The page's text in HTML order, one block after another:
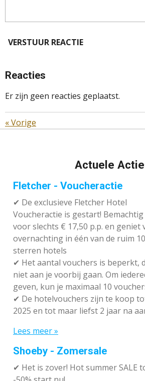
VERSTUUR REACTIE
Reacties
Er zijn geen reacties geplaatst.
«Vorige
Actuele
Fletcher - Voucheractie
✔ De exclusieve Fletcher Hotel
Voucheractie is gestart!
voor slechts € 17,50 p.p. en geniet
overnachting in één van de ruim
sterren hotels
✔ Het aantal vouchers is beperkt,
niet aan je voorbij gaan. Om
geven, kun je maximaal 10
✔ De hotelvouchers zijn te koop
2025 en tot maar liefst 2 jaar na
Lees meer »
Shoeby - Zomersale
✔ Het is zover! Hot summer SALE